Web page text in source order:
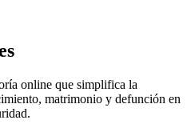
online que simplifica la
matrimonio y defunción en